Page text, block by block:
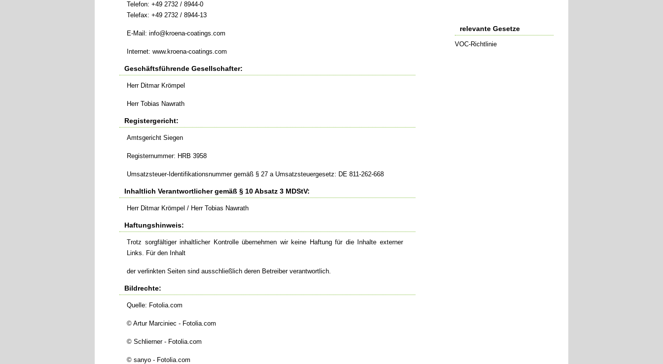
Telefon: +49 2732 / 8944-0
Telefax: +49 2732 / 8944-13
E-Mail: info@kroena-coatings.com
Internet: www.kroena-coatings.com
Geschäftsführende Gesellschafter:
Herr Ditmar Krömpel
Herr Tobias Nawrath
Registergericht:
Amtsgericht Siegen
Registernummer: HRB 3958
Umsatzsteuer-Identifikationsnummer gemäß § 27 a Umsatzsteuergesetz: DE 811-262-668
Inhaltlich Verantwortlicher gemäß § 10 Absatz 3 MDStV:
Herr Ditmar Krömpel / Herr Tobias Nawrath
Haftungshinweis:
Trotz sorgfältiger inhaltlicher Kontrolle übernehmen wir keine Haftung für die Inhalte externer
Links. Für den Inhalt
der verlinkten Seiten sind ausschließlich deren Betreiber verantwortlich.
Bildrechte:
Quelle: Fotolia.com
© Artur Marciniec - Fotolia.com
© Schlierner - Fotolia.com
© sanyo - Fotolia.com
relevante Gesetze
VOC-Richtlinie